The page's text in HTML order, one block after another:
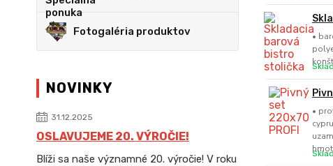
Fotogaléria produktov
NOVINKY
31.12.2025
OSLAVUJEME 20. VÝROČIE!
Blíži sa naše významné 20. výročie! V roku
•
•